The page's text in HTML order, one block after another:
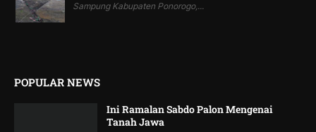
Sampung Kabupaten Ponorogo,...
POPULAR NEWS
Ini Ramalan Sabdo Palon Mengenai
Tanah Jawa